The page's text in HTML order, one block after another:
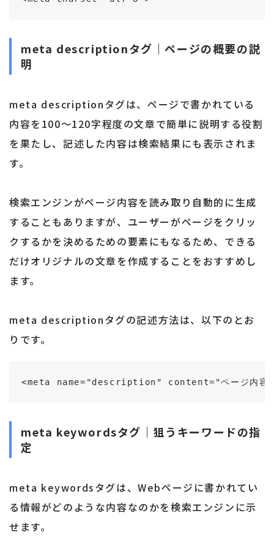
meta descriptionタグ｜ページの概要の説
明
meta descriptionタグは、ページで書かれている
内容を100～120字程度の文章で簡単に説明する役割
を果たし、記述した内容は検索結果にも表示されま
す。
検索エンジンがページ内容を読み取り自動的に生成
することもありますが、ユーザーがページをクリッ
クするかを決めるための要素にもなるため、できる
だけオリジナルの文章を作成することをおすすめし
ます。
meta descriptionタグの記述方法は、以下のとお
りです。
<meta name="description" content="ページ内容
meta keywordsタグ｜狙うキーワードの指
定
meta keywordsタグは、Webページに書かれてい
る情報がどのような内容なのかを検索エンジンに示
せます。